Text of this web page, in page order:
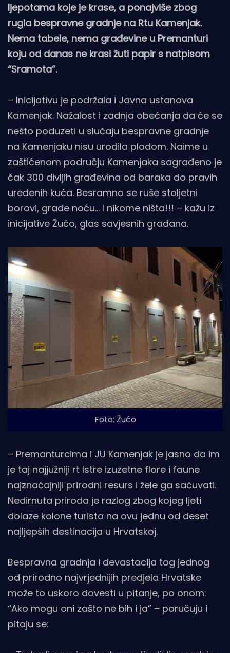
ljepotama koje je krase, a ponajviše zbog
rugla bespravne gradnje na Rtu Kamenjak.
Nema tabele, nema građevine u Premanturi
koju od danas ne krasi žuti papir s natpisom
“Sramota”.
– Inicijativu je podržala i Javna ustanova
Kamenjak. Nažalost i zadnja obećanja da će se
nešto poduzeti u slučaju bespravne gradnje
na Kamenjaku nisu urodila plodom. Naime u
zaštićenom području Kamenjaka sagrađeno je
čak 300 divljih građevina od baraka do pravih
uređenih kuća. Besramno se ruše stoljetni
borovi, grade noću… I nikome ništa!!! – kažu iz
inicijative Žućo, glas savjesnih građana.
Foto: Žućo
– Premanturcima i JU Kamenjak je jasno da im
je taj najjužniji rt Istre izuzetne flore i faune
najznačajniji prirodni resurs i žele ga sačuvati.
Nedirnuta priroda je razlog zbog kojeg ljeti
dolaze kolone turista na ovu jednu od deset
najljepših destinacija u Hrvatskoj.
Bespravna gradnja i devastacija tog jednog
od prirodno najvrjednijih predjela Hrvatske
može to uskoro dovesti u pitanje, po onom:
“Ako mogu oni zašto ne bih i ja” – poručuju i
pitaju se: